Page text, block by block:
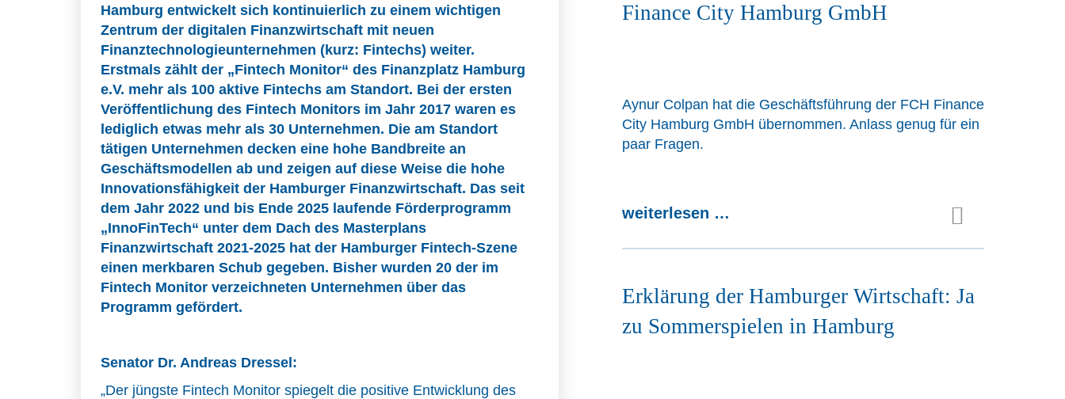
Hamburg entwickelt sich kontinuierlich zu einem wichtigen
Zentrum der digitalen Finanzwirtschaft mit neuen
Finanztechnologieunternehmen (kurz: Fintechs) weiter.
Erstmals zählt der „Fintech Monitor“ des Finanzplatz Hamburg
e.V. mehr als 100 aktive Fintechs am Standort. Bei der ersten
Veröffentlichung des Fintech Monitors im Jahr 2017 waren es
lediglich etwas mehr als 30 Unternehmen. Die am Standort
tätigen Unternehmen decken eine hohe Bandbreite an
Geschäftsmodellen ab und zeigen auf diese Weise die hohe
Innovationsfähigkeit der Hamburger Finanzwirtschaft. Das seit
dem Jahr 2022 und bis Ende 2025 laufende Förderprogramm
„InnoFinTech“ unter dem Dach des Masterplans
Finanzwirtschaft 2021-2025 hat der Hamburger Fintech-Szene
einen merkbaren Schub gegeben. Bisher wurden 20 der im
Fintech Monitor verzeichneten Unternehmen über das
Programm gefördert.
Senator Dr. Andreas Dressel:
„Der jüngste Fintech Monitor spiegelt die positive Entwicklung des
Finance City Hamburg GmbH
Aynur Colpan hat die Geschäftsführung der FCH Finance
City Hamburg GmbH übernommen. Anlass genug für ein
paar Fragen.
weiterlesen …
Erklärung der Hamburger Wirtschaft: Ja
zu Sommerspielen in Hamburg